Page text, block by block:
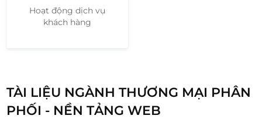
Hoạt động dịch vụ
khách hàng
TÀI LIỆU NGÀNH THƯƠNG MẠI PHÂN
PHỐI - NỀN TẢNG WEB